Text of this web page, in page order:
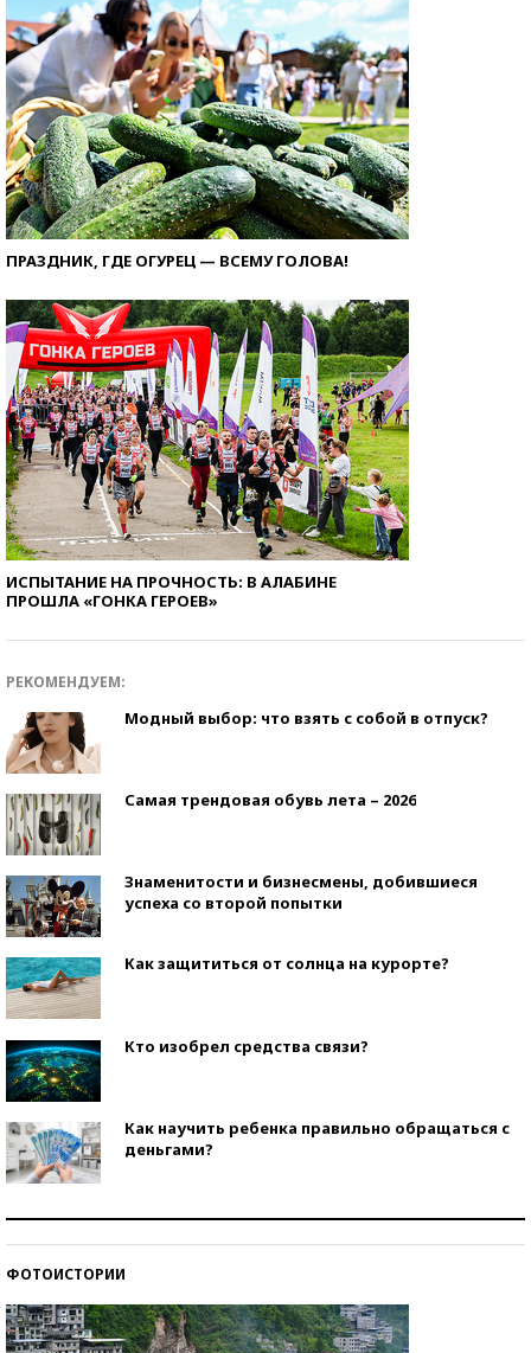
ПРАЗДНИК, ГДЕ ОГУРЕЦ — ВСЕМУ ГОЛОВА!
ИСПЫТАНИЕ НА ПРОЧНОСТЬ: В АЛАБИНЕ
ПРОШЛА «ГОНКА ГЕРОЕВ»
РЕКОМЕНДУЕМ:
Модный выбор: что взять с собой в отпуск?
Самая трендовая обувь лета – 2026
Знаменитости и бизнесмены, добившиеся
успеха со второй попытки
Как защититься от солнца на курорте?
Кто изобрел средства связи?
Как научить ребенка правильно обращаться с
деньгами?
ФОТОИСТОРИИ